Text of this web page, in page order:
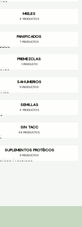
MIELES
6 PRODUCTOS
PANIFICADOS
7 PRODUCTOS
PREMEZCLAS
1 PRODUCTO
SAHUMERIOS
11 PRODUCTOS
SEMILLAS
6 PRODUCTOS
SIN TACC
68 PRODUCTOS
SUPLEMENTOS PROTÉICOS
8 PRODUCTOS